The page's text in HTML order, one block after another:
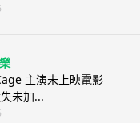
主演未上映電影
未加...